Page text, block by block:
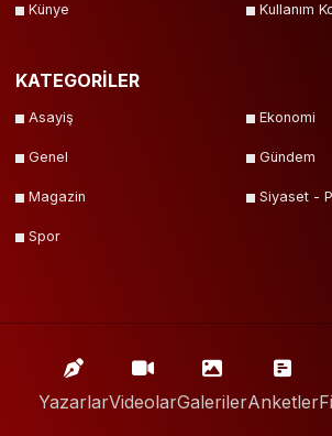
Künye Kullanım
KATEGORİLER
Asayiş Ekonomi
Genel Gündem
Magazin Siyaset -
Spor
YazarlarVideolarGalerilerAnketler